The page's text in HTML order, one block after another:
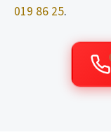
019 86 25.